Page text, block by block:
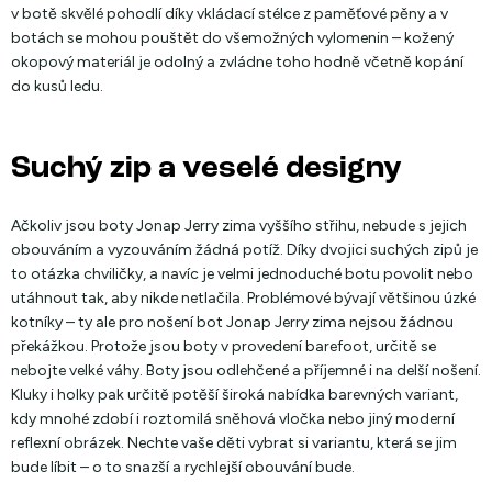
v botě skvělé pohodlí díky vkládací stélce z paměťové pěny a v
botách se mohou pouštět do všemožných vylomenin – kožený
okopový materiál je odolný a zvládne toho hodně včetně kopání
do kusů ledu.
Suchý zip a veselé designy
Ačkoliv jsou boty Jonap Jerry zima vyššího střihu, nebude s jejich
obouváním a vyzouváním žádná potíž. Díky dvojici suchých zipů je
to otázka chviličky, a navíc je velmi jednoduché botu povolit nebo
utáhnout tak, aby nikde netlačila. Problémové bývají většinou úzké
kotníky – ty ale pro nošení bot Jonap Jerry zima nejsou žádnou
překážkou. Protože jsou boty v provedení barefoot, určitě se
nebojte velké váhy. Boty jsou odlehčené a příjemné i na delší nošení.
Kluky i holky pak určitě potěší široká nabídka barevných variant,
kdy mnohé zdobí i roztomilá sněhová vločka nebo jiný moderní
reflexní obrázek. Nechte vaše děti vybrat si variantu, která se jim
bude líbit – o to snazší a rychlejší obouvání bude.